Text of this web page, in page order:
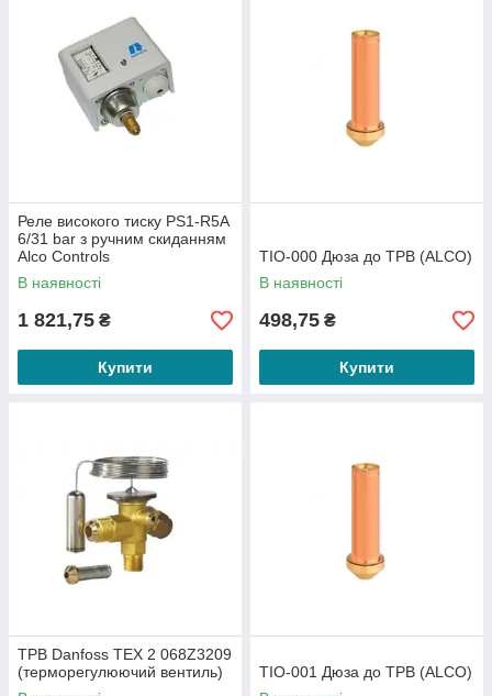
Реле високого тиску PS1-R5A
6/31 bar з ручним скиданням
Alco Controls
В наявності
1 821,75 ₴
Купити
TIO-000 Дюза до ТРВ (ALCO)
В наявності
498,75 ₴
Купити
ТРВ Danfoss TEX 2 068Z3209
(терморегулюючий вентиль)
TIO-001 Дюза до ТРВ (ALCO)